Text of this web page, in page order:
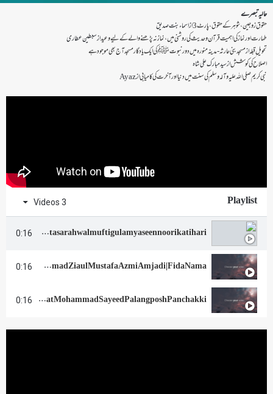
حالیہ تبصرے
حقوق زوجین ،شوہر کے حقوق ،پارٹ 3 ازاسماء بنت صدیق
طہارت اور نماز کی اہمیت قرآن و حدیث کی روشنی میں ،نماز نہ پڑھنے والے کے لیے وعیدازسبطین عطاری
تحویل ِقبلہازمسجد بنی حارثہ - مدینہ منورہ میں دور نبوتﷺ کی ایک یادگار مسجد آج بھی موجود ہے
اصلاح کی کوششازسید مبارک علی شاہ
نبی کریم صلی اللہ علیہ وآلہ وسلم کی سنت میں دنیا اور آخرت کی کامیابیازAyaz
Playlist
3 Videos
Biography mukhtasar ahwal mufti gulam yaseen noori katihari مفتی غلام یاسین نوری کٹیہاری 0:16
Biography Mufti Muhaddis E kabeer Allama Muhammad Zia ul Mustafa Azmi Amjadi | FidaNama
0:16
Biography Hazrat Mohammad Sayeed Palang posh Panchakki تعارف بابا پلنگ پوش پن چکی اورنگ آباد 0:16